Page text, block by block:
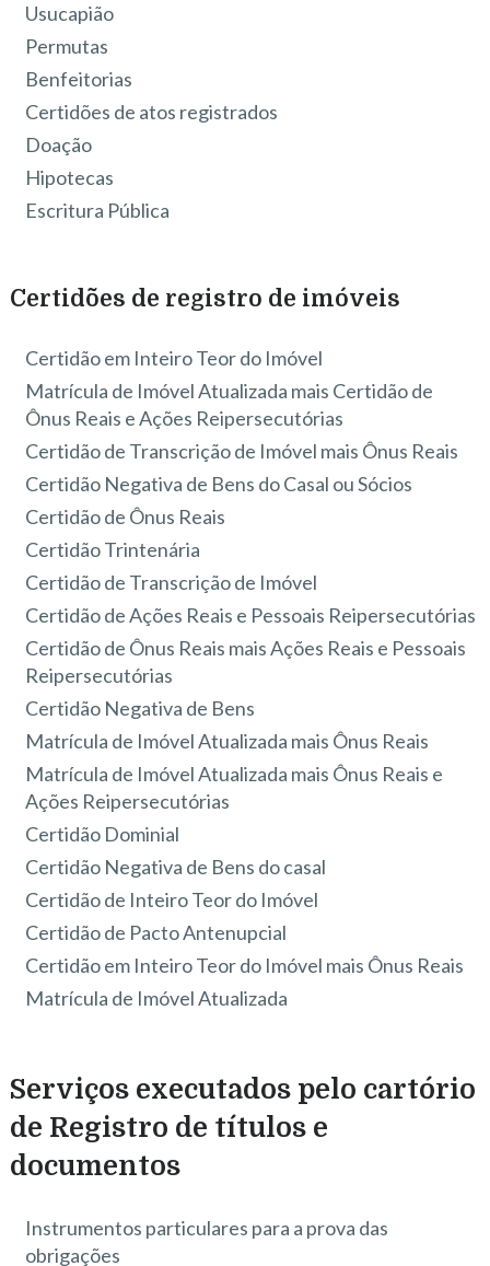
Usucapião
Permutas
Benfeitorias
Certidões de atos registrados
Doação
Hipotecas
Escritura Pública
Certidões de registro de imóveis
Certidão em Inteiro Teor do Imóvel
Matrícula de Imóvel Atualizada mais Certidão de
Ônus Reais e Ações Reipersecutórias
Certidão de Transcrição de Imóvel mais Ônus Reais
Certidão Negativa de Bens do Casal ou Sócios
Certidão de Ônus Reais
Certidão Trintenária
Certidão de Transcrição de Imóvel
Certidão de Ações Reais e Pessoais Reipersecutórias
Certidão de Ônus Reais mais Ações Reais e Pessoais
Reipersecutórias
Certidão Negativa de Bens
Matrícula de Imóvel Atualizada mais Ônus Reais
Matrícula de Imóvel Atualizada mais Ônus Reais e
Ações Reipersecutórias
Certidão Dominial
Certidão Negativa de Bens do casal
Certidão de Inteiro Teor do Imóvel
Certidão de Pacto Antenupcial
Certidão em Inteiro Teor do Imóvel mais Ônus Reais
Matrícula de Imóvel Atualizada
Serviços executados pelo cartório
de Registro de títulos e
documentos
Instrumentos particulares para a prova das
obrigações